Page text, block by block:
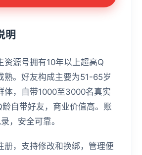
明
资源号拥有10年以上超高Q
熟。好友构成主要为51-65岁
体，自带1000至3000名真实
自带好友，商业价值高。账
，安全可靠。
册，支持修改和换绑，管理便